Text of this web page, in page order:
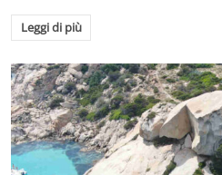
Leggi di più